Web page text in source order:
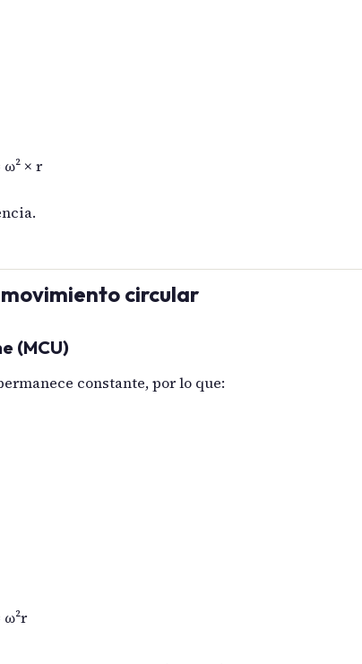
ω² × r
circular
(MCU)
constante, por lo que:
ω²r